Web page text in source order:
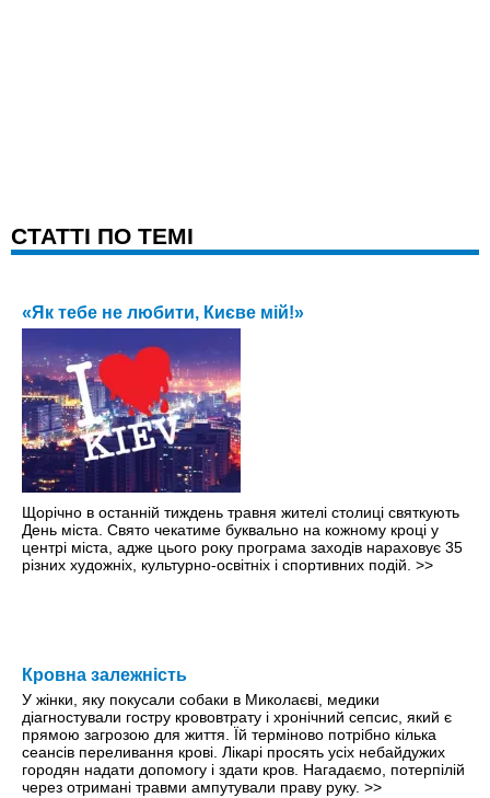
CТАТТІ ПО ТЕМІ
«Як тебе не любити, Києве мій!»
Щорічно в останній тиждень травня жителі столиці святкують
День міста. Свято чекатиме буквально на кожному кроці y
центрі міста, адже цього року програма заходів нараховує 35
різних художніх, культурно-освітніх і спортивних подій. >>
Кровна залежність
У жінки, яку покусали собаки в Миколаєві, медики
діагностували гостру крововтрату і хронічний сепсис, який є
прямою загрозою для життя. Їй терміново потрібно кілька
сеансів переливання крові. Лікарі просять усіх небайдужих
городян надати допомогу і здати кров. Нагадаємо, потерпілій
через отримані травми ампутували праву руку. >>